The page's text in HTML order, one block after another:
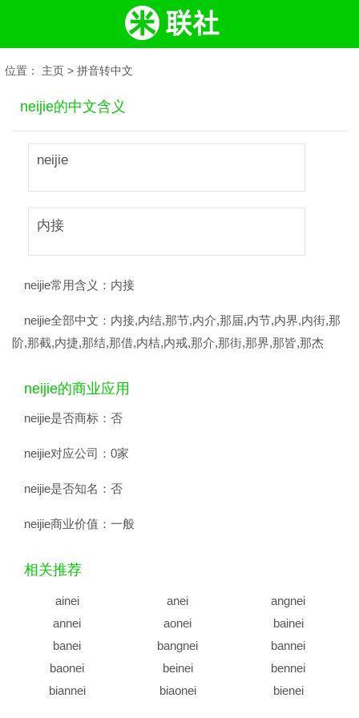
位置： 主页 > 拼音转中文
neijie的中文含义
neijie
内接
neijie常用含义： 内接
neijie全部中文： 内接,内结,那节,内介,那届,内节,内界,内街,那
阶,那截,内捷,那结,那借,内桔,内戒,那介,那街,那界,那皆,那杰
neijie的商业应用
neijie是否商标： 否
neijie对应公司： 0家
neijie是否知名： 否
neijie商业价值： 一般
相关推荐
ainei anei
angnei
annei
aonei
bainei
banei
bangnei
bannei
baonei
beinei
bennei
biannei
biaonei
bienei